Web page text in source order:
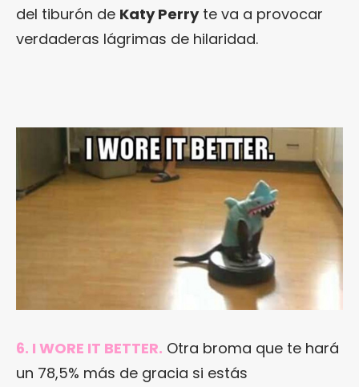
del tiburón de Katy Perryte va a provocar
verdaderas lágrimas de hilaridad.
6. I WORE IT BETTER. Otra broma que te hará
un 78,5% más de gracia si estás